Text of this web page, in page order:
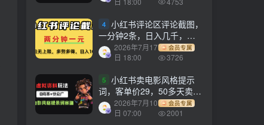
4 小红书评论区评论截图，
一分钟2条，日入几千，多
劳多得!2026年7月17
日 18:00
会员专属
3726
5 小红书卖电影风格提示
词，客单价29，50多天卖了
790单，小白直接抄作业！
2026年7月10
日 07:00
会员专属
2001